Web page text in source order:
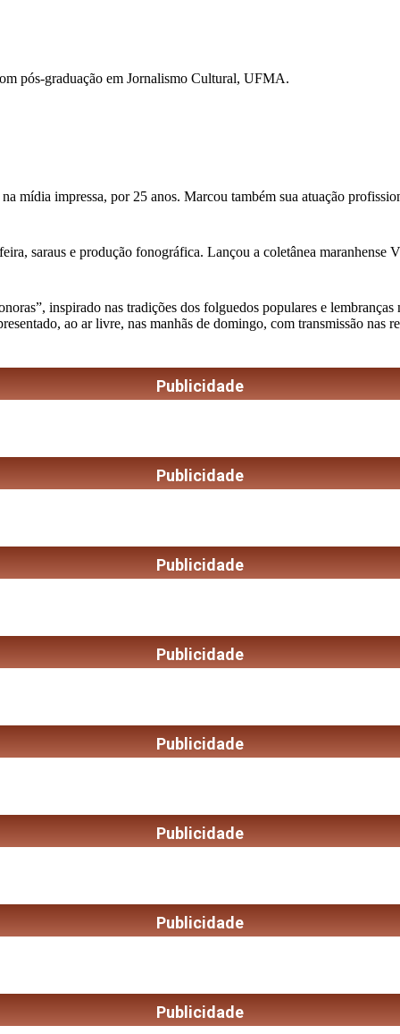
pós-graduação em Jornalismo Cultural, UFMA.
mídia impressa, por 25 anos. Marcou também sua atuação
saraus e produção fonográfica. Lançou a coletânea
inspirado nas tradições dos folguedos populares e
ao ar livre, nas manhãs de domingo, com transmissão nas
Publicidade
Publicidade
Publicidade
Publicidade
Publicidade
Publicidade
Publicidade
Publicidade